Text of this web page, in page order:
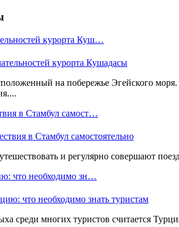
курорта Куш…
на побережье Эгейского
в Стамбул самост…
и регулярно совершают
что необходимо зн…
среди многих туристов считается